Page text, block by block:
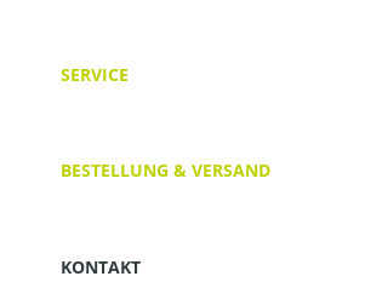
SERVICE
BESTELLUNG & VERSAND
KONTAKT